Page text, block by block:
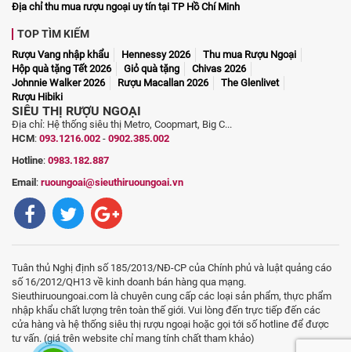
Địa chỉ thu mua rượu ngoại uy tín tại TP Hồ Chí Minh
TOP TÌM KIẾM
Rượu Vang nhập khẩu Hennessy 2026
Thu mua Rượu Ngoại
Hộp quà tặng Tết 2026
Giỏ quà tặng
Chivas 2026
Johnnie Walker 2026
Rượu Macallan 2026
The Glenlivet
Rượu Hibiki
SIÊU THỊ RƯỢU NGOẠI
Địa chỉ: Hệ thống siêu thị Metro, Coopmart, Big C...
HCM: 093.1216.002 - 0902.385.002
Hotline: 0983.182.887
Email : ruoungoai@sieuthiruoungoai.vn
Tuân thủ Nghị định số 185/2013/NĐ-CP của Chính phủ và luật quảng cáo
số 16/2012/QH13 về kinh doanh bán hàng qua mạng.
Sieuthiruoungoai.com là chuyên cung cấp các loại sản phẩm, thực phẩm
nhập khẩu chất lượng trên toàn thế giới. Vui lòng đến trực tiếp đến các
cửa hàng và hệ thống siêu thị rượu ngoại hoặc gọi tới số hotline để được
tư vấn. (giá trên website chỉ mang tính chất tham khảo)